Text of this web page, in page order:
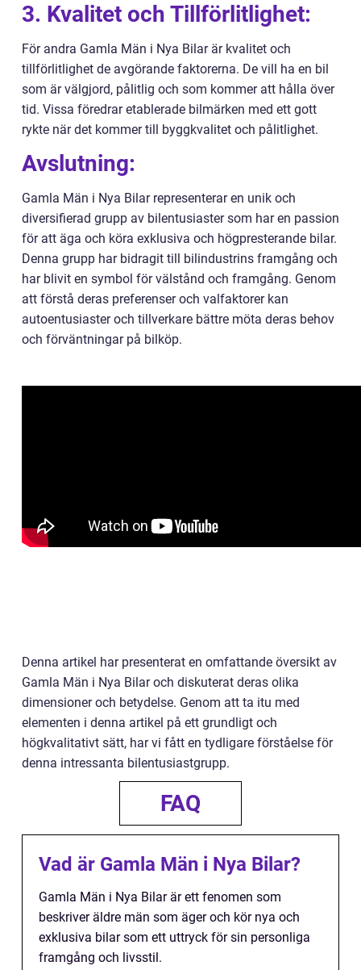
3. Kvalitet och Tillförlitlighet:
För andra Gamla Män i Nya Bilar är kvalitet och
tillförlitlighet de avgörande faktorerna. De vill ha en bil
som är välgjord, pålitlig och som kommer att hålla över
tid. Vissa föredrar etablerade bilmärken med ett gott
rykte när det kommer till byggkvalitet och pålitlighet.
Avslutning:
Gamla Män i Nya Bilar representerar en unik och
diversifierad grupp av bilentusiaster som har en passion
för att äga och köra exklusiva och högpresterande bilar.
Denna grupp har bidragit till bilindustrins framgång och
har blivit en symbol för välstånd och framgång. Genom
att förstå deras preferenser och valfaktorer kan
autoentusiaster och tillverkare bättre möta deras behov
och förväntningar på bilköp.
Denna artikel har presenterat en omfattande översikt av
Gamla Män i Nya Bilar och diskuterat deras olika
dimensioner och betydelse. Genom att ta itu med
elementen i denna artikel på ett grundligt och
högkvalitativt sätt, har vi fått en tydligare förståelse för
denna intressanta bilentusiastgrupp.
FAQ
Vad är Gamla Män i Nya Bilar?
Gamla Män i Nya Bilar är ett fenomen som
beskriver äldre män som äger och kör nya och
exklusiva bilar som ett uttryck för sin personliga
framgång och livsstil.